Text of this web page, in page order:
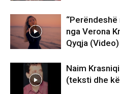
nga Verona
Qyqja (Video)
Naim
(teksti dhe